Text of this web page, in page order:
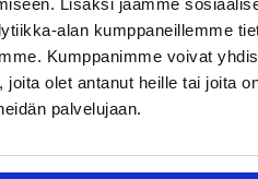
alan kumppaneillemme
Kumppanimme voivat
joita olet antanut heille tai joita
palvelujaan.
kaudella Kouvoja
Timi Puittisen kanssa.